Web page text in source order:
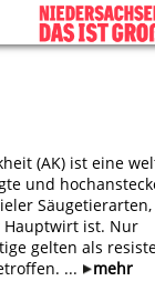
(AK) ist eine
und
Säugetierarten,
Hauptwirt ist. Nur
gelten als
...
mehr